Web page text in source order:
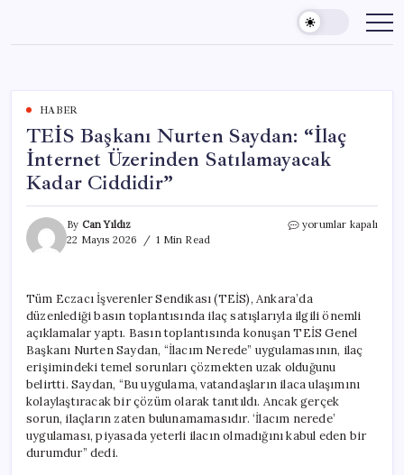
content
HABER
TEİS Başkanı Nurten Saydan: “İlaç
İnternet Üzerinden Satılamayacak
Kadar Ciddidir”
By Can Yıldız
22 Mayıs 2026
1 Min Read
TEİS
İnternet
Üzerinden
Satılamayacak
Kadar
Ciddidir”
için
yorumlar kapalı
Tüm Eczacı İşverenler Sendikası (TEİS), Ankara’da
düzenlediği basın toplantısında ilaç satışlarıyla ilgili önemli
açıklamalar yaptı. Basın toplantısında konuşan TEİS Genel
Başkanı Nurten Saydan, “İlacım Nerede” uygulamasının, ilaç
erişimindeki temel sorunları çözmekten uzak olduğunu
belirtti. Saydan, “Bu uygulama, vatandaşların ilaca ulaşımını
kolaylaştıracak bir çözüm olarak tanıtıldı. Ancak gerçek
sorun, ilaçların zaten bulunamamasıdır. ‘İlacım nerede’
uygulaması, piyasada yeterli ilacın olmadığını kabul eden bir
durumdur” dedi.